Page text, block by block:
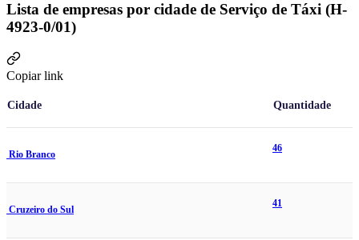
Lista de empresas por cidade de Serviço de Táxi (H-
4923-0/01)
Copiar link
Cidade Quantidade
Rio Branco
46
Cruzeiro do Sul
41